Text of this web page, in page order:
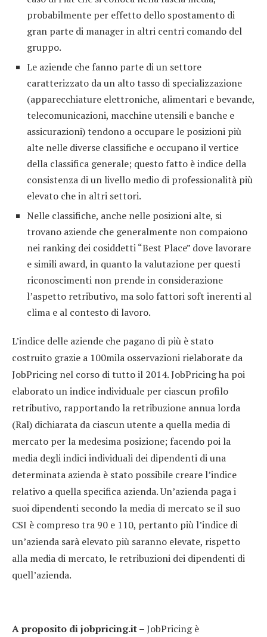
probabilmente per effetto dello spostamento di
gran parte di manager in altri centri comando del
gruppo.
Le aziende che fanno parte di un settore
caratterizzato da un alto tasso di specializzazione
(apparecchiature elettroniche, alimentari e bevande,
telecomunicazioni, macchine utensili e banche e
assicurazioni) tendono a occupare le posizioni più
alte nelle diverse classifiche e occupano il vertice
della classifica generale; questo fatto è indice della
consistenza di un livello medio di professionalità più
elevato che in altri settori.
Nelle classifiche, anche nelle posizioni alte, si
trovano aziende che generalmente non compaiono
nei ranking dei cosiddetti “Best Place” dove lavorare
e simili award, in quanto la valutazione per questi
riconoscimenti non prende in considerazione
l’aspetto retributivo, ma solo fattori soft inerenti al
clima e al contesto di lavoro.
L’indice delle aziende che pagano di più è stato
costruito grazie a 100mila osservazioni rielaborate da
JobPricing nel corso di tutto il 2014. JobPricing ha poi
elaborato un indice individuale per ciascun profilo
retributivo, rapportando la retribuzione annua lorda
(Ral) dichiarata da ciascun utente a quella media di
mercato per la medesima posizione; facendo poi la
media degli indici individuali dei dipendenti di una
determinata azienda è stato possibile creare l’indice
relativo a quella specifica azienda. Un’azienda paga i
suoi dipendenti secondo la media di mercato se il suo
CSI è compreso tra 90 e 110, pertanto più l’indice di
un’azienda sarà elevato più saranno elevate, rispetto
alla media di mercato, le retribuzioni dei dipendenti di
quell’azienda.
A proposito di jobpricing.it –JobPricing è